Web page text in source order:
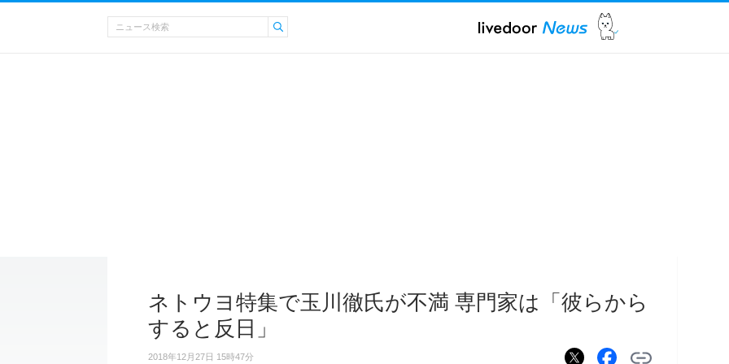
ネトウヨ特集で玉川徹氏が不満 専門家は「彼らから
すると反日」
2018年12月27日 15時47分